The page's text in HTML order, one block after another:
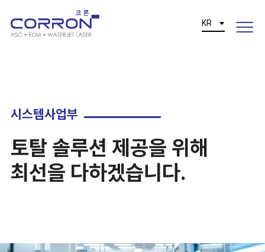
KR
시스템사업부
토탈 솔루션 제공을 위해
최선을 다하겠습니다.